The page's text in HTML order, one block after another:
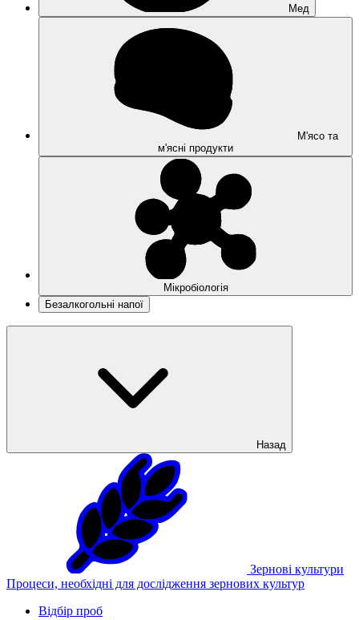
Мед
М'ясо та
м'ясні продукти
Мікробіологія
Безалкогольні напої
Назад
Зернові культури
Процеси, необхідні для дослідження зернових культур
Відбір проб